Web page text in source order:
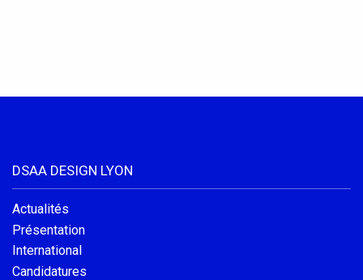
DSAA DESIGN LYON
Actualités
Présentation
International
Candidatures